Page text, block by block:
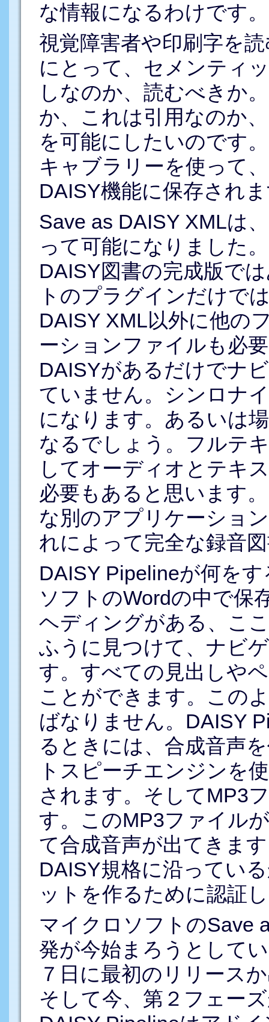
な情報になるわけです。
視覚障害者や印刷字を
にとって、セメンティ
しなのか、読むべきか
か、これは引用なのか
を可能にしたいのです
キャブラリーを使って
DAISY機能に保存され
Save as DAISY XMLは
って可能になりました
DAISY図書の完成版で
トのプラグインだけで
DAISY XML以外に他の
ーションファイルも必
DAISYがあるだけでナ
ていません。シンロナ
になります。あるいは
なるでしょう。フルテ
してオーディオとテキ
必要もあると思います
な別のアプリケーショ
れによって完全な録音
DAISY Pipelineが何を
ソフトのWordの中で保
ヘディングがある、こ
ふうに見つけて、ナビ
す。すべての見出しや
ことができます。この
ばなりません。DAISY
るときには、合成音声
トスピーチエンジンを
されます。そしてMP3
す。このMP3ファイル
て合成音声が出てきま
DAISY規格に沿ってい
ットを作るために認証
マイクロソフトのSave
発が今始まろうとして
７日に最初のリリース
そして今、第２フェー